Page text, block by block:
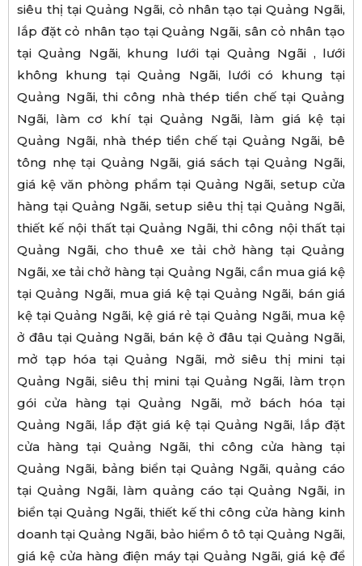
siêu thị tại Quảng Ngãi, cỏ nhân tạo tại Quảng Ngãi,
lắp đặt cỏ nhân tạo tại Quảng Ngãi, sân cỏ nhân tạo
tại Quảng Ngãi, khung lưới tại Quảng Ngãi , lưới
không khung tại Quảng Ngãi, lưới có khung tại
Quảng Ngãi, thi công nhà thép tiền chế tại Quảng
Ngãi, làm cơ khí tại Quảng Ngãi, làm giá kệ tại
Quảng Ngãi, nhà thép tiền chế tại Quảng Ngãi, bê
tông nhẹ tại Quảng Ngãi, giá sách tại Quảng Ngãi,
giá kệ văn phòng phẩm tại Quảng Ngãi, setup cửa
hàng tại Quảng Ngãi, setup siêu thị tại Quảng Ngãi,
thiết kế nội thất tại Quảng Ngãi, thi công nội thất tại
Quảng Ngãi, cho thuê xe tải chở hàng tại Quảng
Ngãi, xe tải chở hàng tại Quảng Ngãi, cần mua giá kệ
tại Quảng Ngãi, mua giá kệ tại Quảng Ngãi, bán giá
kệ tại Quảng Ngãi, kệ giá rẻ tại Quảng Ngãi, mua kệ
ở đâu tại Quảng Ngãi, bán kệ ở đâu tại Quảng Ngãi,
mở tạp hóa tại Quảng Ngãi, mở siêu thị mini tại
Quảng Ngãi, siêu thị mini tại Quảng Ngãi, làm trọn
gói cửa hàng tại Quảng Ngãi, mở bách hóa tại
Quảng Ngãi, lắp đặt giá kệ tại Quảng Ngãi, lắp đặt
cửa hàng tại Quảng Ngãi, thi công cửa hàng tại
Quảng Ngãi, bảng biển tại Quảng Ngãi, quảng cáo
tại Quảng Ngãi, làm quảng cáo tại Quảng Ngãi, in
biển tại Quảng Ngãi, thiết kế thi công cửa hàng kinh
doanh tại Quảng Ngãi, bảo hiểm ô tô tại Quảng Ngãi,
giá kệ cửa hàng điện máy tại Quảng Ngãi, giá kệ để